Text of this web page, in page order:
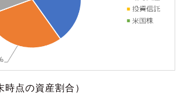
時点の資産割合）